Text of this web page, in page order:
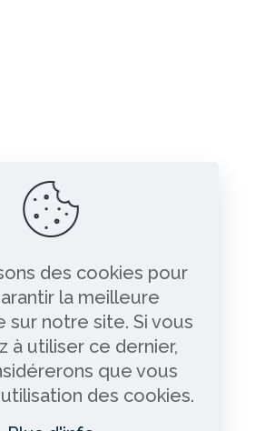
des cookies pour
la meilleure
sur notre site. Si vous
à utiliser ce dernier,
que vous
des cookies.